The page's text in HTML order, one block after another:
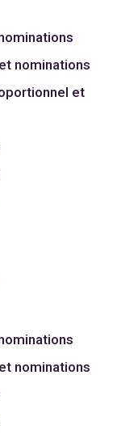
nominations
et
nominations